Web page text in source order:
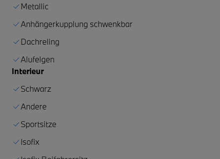
Metallic
Anhängerkupplung schwenkbar
Dachreling
Alufelgen
Interieur
Schwarz
Andere
Sportsitze
Isofix